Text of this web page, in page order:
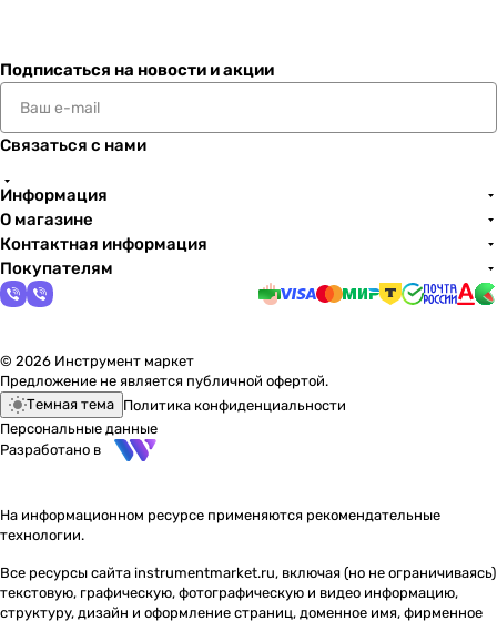
Подписаться на новости и акции
Связаться с нами
Информация
О магазине
Контактная информация
Покупателям
© 2026 Инструмент маркет
Предложение не является публичной офертой.
Темная тема Политика конфиденциальности
Персональные данные
Разработано в
На информационном ресурсе применяются рекомендательные
технологии.
Все ресурсы сайта instrumentmarket.ru, включая (но не ограничиваясь)
текстовую, графическую, фотографическую и видео информацию,
структуру, дизайн и оформление страниц, доменное имя, фирменное